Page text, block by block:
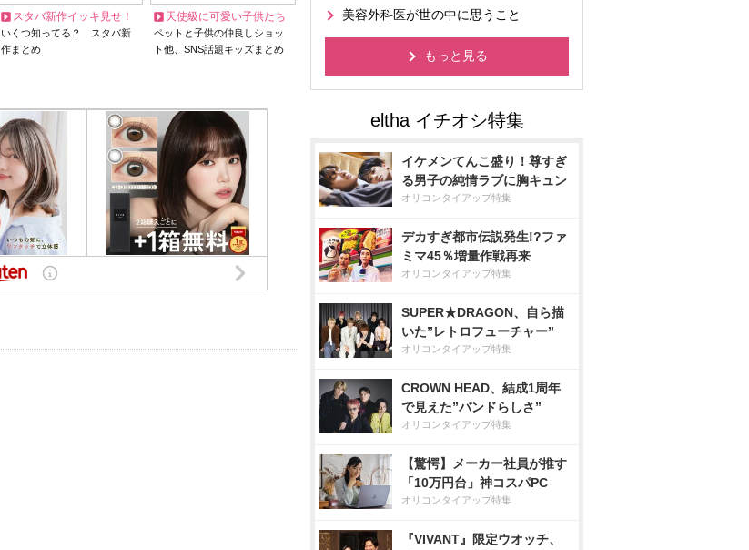
スタバ新作イッキ見せ！
いくつ知ってる？ スタバ新
作まとめ
天使級に可愛い子供たち
ペットと子供の仲良しショッ
ト他、SNS話題キッズまとめ
美容外科医が世の中に思うこと
もっと見る
イケメンてんこ盛り！尊すぎ
る男子の純情ラブに胸キュン
オリコンタイアップ特集
デカすぎ都市伝説発生!?ファ
ミマ45％増量作戦再来
オリコンタイアップ特集
SUPER★DRAGON、自ら描
いた”レトロフューチャー”
オリコンタイアップ特集
CROWN HEAD、結成1周年
で見えた”バンドらしさ”
オリコンタイアップ特集
【驚愕】メーカー社員が推す
「10万円台」神コスパPC
オリコンタイアップ特集
『VIVANT』限定ウオッチ、